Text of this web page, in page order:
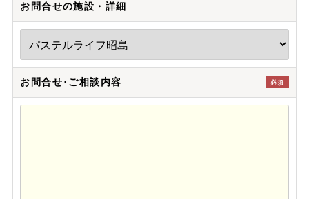
お問合せの施設・詳細
お問合せ･ご相談内容 必須